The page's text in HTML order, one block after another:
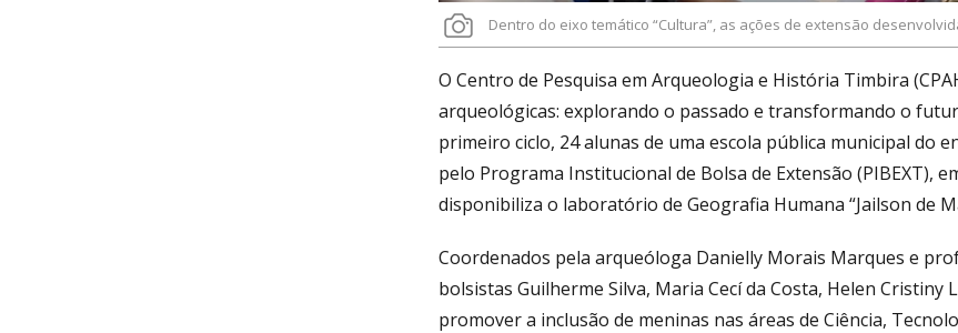
Dentro do eixo temático “Cultura”, as ações de extensão
O Centro de Pesquisa em Arqueologia e História Timbira
arqueológicas: explorando o passado e transformando o
primeiro ciclo, 24 alunas de uma escola pública municipal do
pelo Programa Institucional de Bolsa de Extensão (PIBEXT),
disponibiliza o laboratório de Geografia Humana “Jailson de
Coordenados pela arqueóloga Danielly Morais Marques e
bolsistas Guilherme Silva, Maria Cecí da Costa, Helen
promover a inclusão de meninas nas áreas de Ciência,